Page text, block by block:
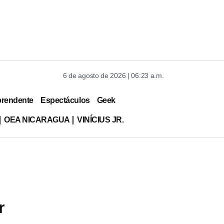
6 de agosto de 2026 | 06:23 a.m.
Espectáculos Geek
OEA NICARAGUA VINÍCIUS JR.